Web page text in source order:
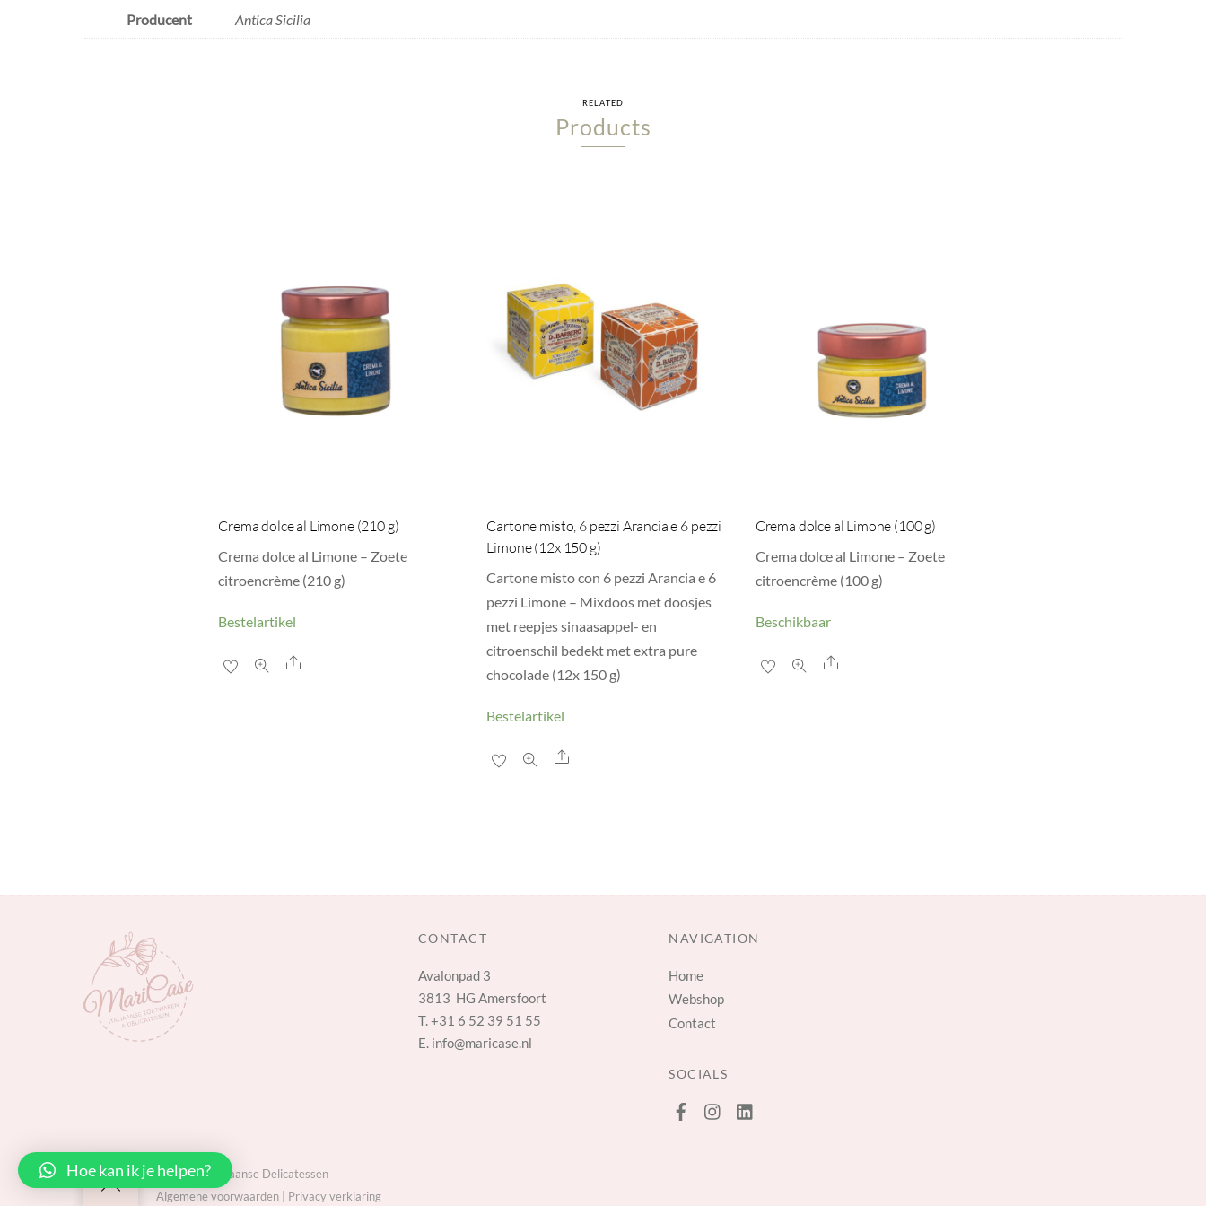
Producent Antica Sicilia
RELATED
Products
Crema dolce al Limone (210 g)
Crema dolce al Limone – Zoete
citroencrème (210 g)
Bestelartikel
Share
Cartone misto, 6 pezzi Arancia e 6 pezzi
Limone (12x 150 g)
Cartone misto con 6 pezzi Arancia e 6
pezzi Limone – Mixdoos met doosjes
met reepjes sinaasappel- en
citroenschil bedekt met extra pure
chocolade (12x 150 g)
Bestelartikel
Share
Crema dolce al Limone (100 g)
Crema dolce al Limone – Zoete
citroencrème (100 g)
Beschikbaar
Share
CONTACT
Avalonpad 3
3813 HG Amersfoort
T.+31 6 52 39 51 55
E. info@maricase.nl
NAVIGATION
Home
Webshop
Contact
SOCIALS
Back
MariCase Italiaanse Delicatessen
Algemene voorwaarden| Privacy verklaring
Hoe kan ik je helpen?